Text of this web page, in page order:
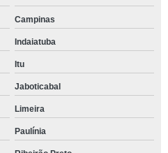
Campinas
Indaiatuba
Itu
Jaboticabal
Limeira
Paulínia